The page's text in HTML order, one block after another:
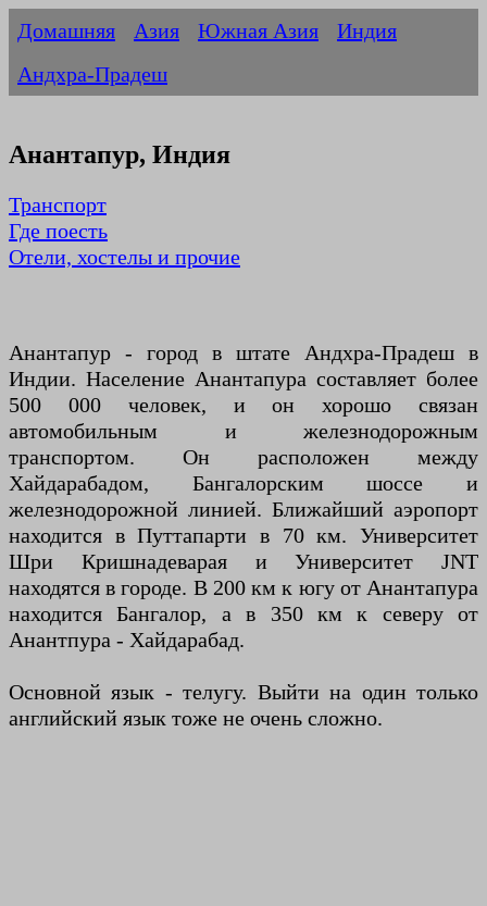
Домашняя Азия Южная Азия
Индия
Андхра-Прадеш
Анантапур, Индия
Транспорт
Где поесть
Отели, хостелы и прочие
Анантапур - город в штате Андхра-Прадеш в
Индии. Население Анантапура составляет более
500 000 человек, и он хорошо связан
автомобильным и железнодорожным
транспортом. Он расположен между
Хайдарабадом, Бангалорским шоссе и
железнодорожной линией. Ближайший аэропорт
находится в Путтапарти в 70 км. Университет
Шри Кришнадеварая и Университет JNT
находятся в городе. В 200 км к югу от Анантапура
находится Бангалор, а в 350 км к северу от
Анантпура - Хайдарабад.
Основной язык - телугу. Выйти на один только
английский язык тоже не очень сложно.